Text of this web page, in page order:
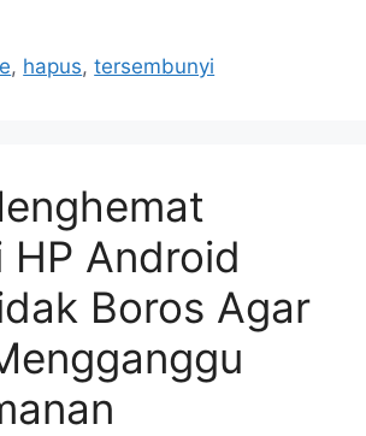
, hapus,tersembunyi
HP Android
Boros Agar